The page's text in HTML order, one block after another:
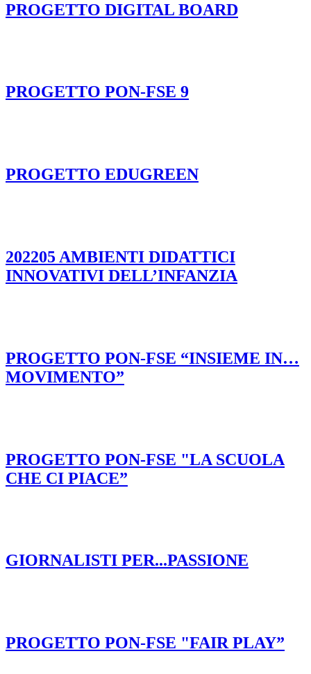
PROGETTO DIGITAL BOARD
PROGETTO PON-FSE 9
PROGETTO EDUGREEN
202205 AMBIENTI DIDATTICI
INNOVATIVI DELL’INFANZIA
PROGETTO PON-FSE “INSIEME IN…
MOVIMENTO”
PROGETTO PON-FSE "LA SCUOLA
CHE CI PIACE”
GIORNALISTI PER...PASSIONE
PROGETTO PON-FSE "FAIR PLAY”